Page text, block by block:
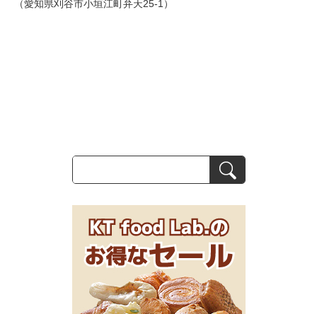
（愛知県刈谷市小垣江町弁天25-1）